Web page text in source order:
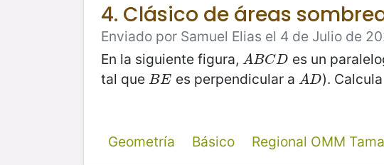
4. Clásico de áreas
Enviado por Samuel Elias el 4 de Julio de
En la siguiente figura, ABCD
ABCD es un
tal que BE
BE es perpendicular a AD
AD ).
Geometría Básico Regional OMM